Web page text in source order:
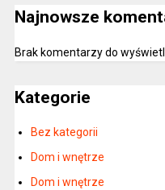
Najnowsze
Brak komentarzy do
Kategorie
Bez kategorii
Dom i wnętrze
Dom i wnętrze